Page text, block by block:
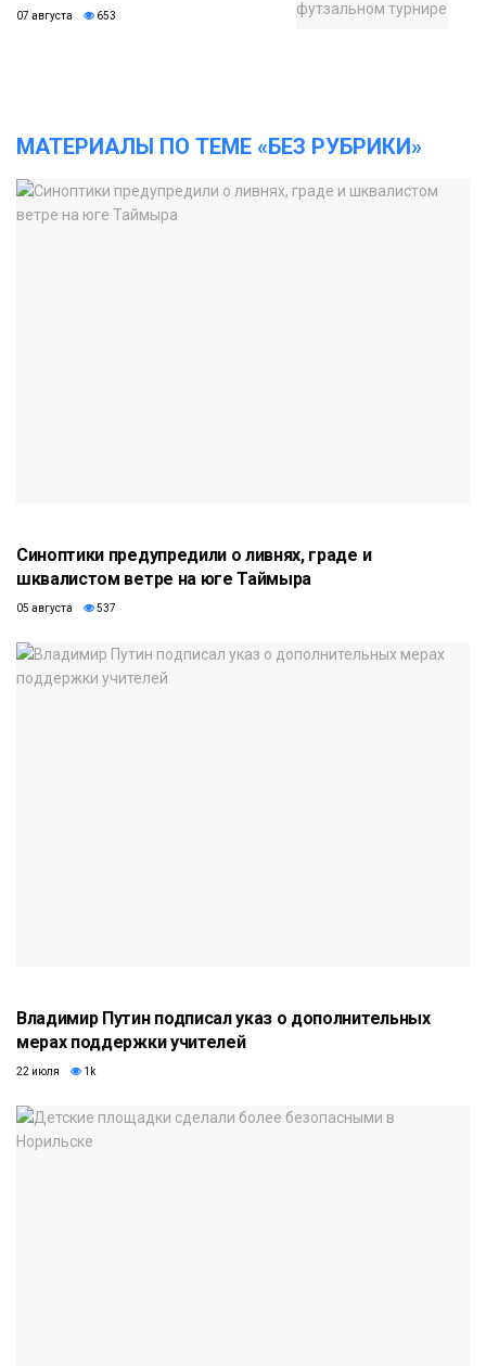
07 августа 653
МАТЕРИАЛЫ ПО ТЕМЕ «БЕЗ РУБРИКИ»
Синоптики предупредили о ливнях, граде и
шквалистом ветре на юге Таймыра
05 августа 537
Владимир Путин подписал указ о дополнительных
мерах поддержки учителей
22 июля 1k